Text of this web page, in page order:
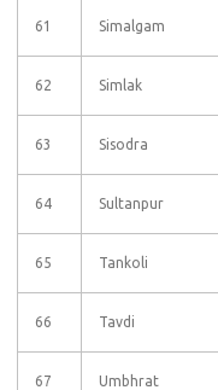
61 Simalgam
62 Simlak
63 Sisodra
64 Sultanpur
65 Tankoli
66 Tavdi
67 Umbhrat